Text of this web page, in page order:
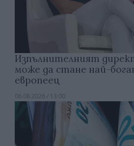
Изпълнителният
може да стане най-
европеец
06.08.2026 / 13:00